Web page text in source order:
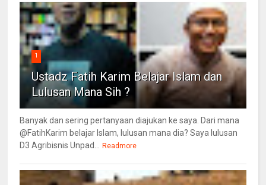
1
Ustadz Fatih Karim Belajar Islam dan
Lulusan Mana Sih ?
Banyak dan sering pertanyaan diajukan ke saya. Dari mana
@FatihKarim belajar Islam, lulusan mana dia? Saya lulusan
D3 Agribisnis Unpad...
Readmore